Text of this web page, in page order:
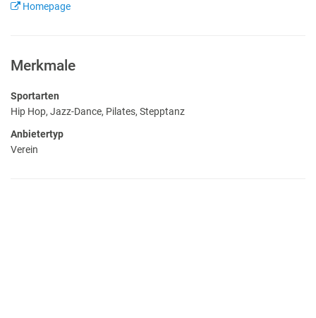
Homepage
Merkmale
Sportarten
Hip Hop, Jazz-Dance, Pilates, Stepptanz
Anbietertyp
Verein